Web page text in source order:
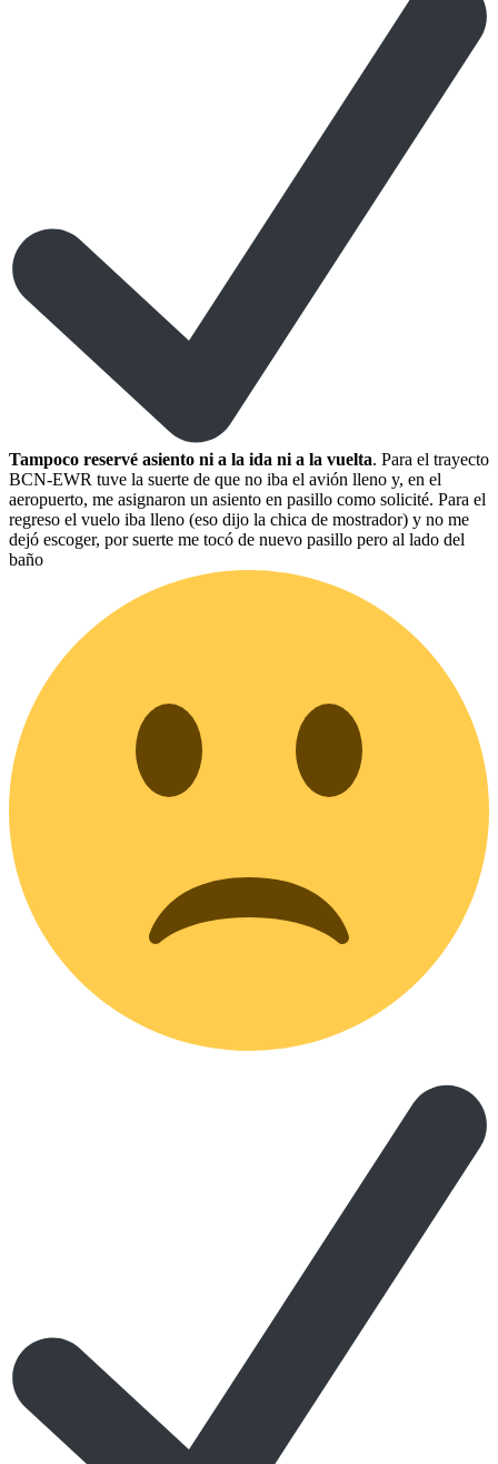
Tampoco reservé asiento ni a la ida ni a la vuelta. Para el trayecto
BCN-EWR tuve la suerte de que no iba el avión lleno y, en el
aeropuerto, me asignaron un asiento en pasillo como solicité. Para el
regreso el vuelo iba lleno (eso dijo la chica de mostrador) y no me
dejó escoger, por suerte me tocó de nuevo pasillo pero al lado del
baño